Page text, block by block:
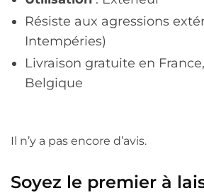
Résiste aux agressions
Intempéries)
Livraison gratuite en
Belgique
Il n’y a pas encore d’avis.
Soyez le premier à